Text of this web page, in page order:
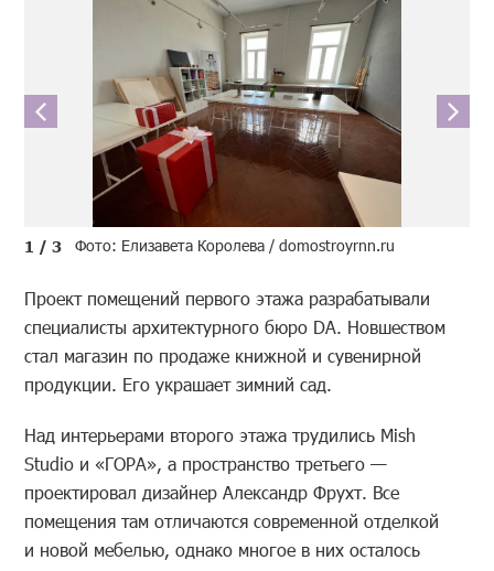
1 / 3 Фото: Eлизавета Королева / domostroyrnn.ru
Проект помещений первого этажа разрабатывали
специалисты архитектурного бюро DA. Новшеством
стал магазин по продаже книжной и сувенирной
продукции. Его украшает зимний сад.
Над интерьерами второго этажа трудились Mish
Studio и «ГОРА», а пространство третьего —
проектировал дизайнер Александр Фрухт. Все
помещения там отличаются современной отделкой
и новой мебелью, однако многое в них осталось